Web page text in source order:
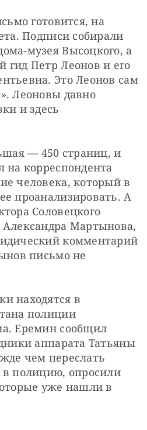
готовится, на
Подписи собирали
музея Высоцкого, а
гид Петр Леонов и его
Это Леонов сам
Леоновы давно
и здесь
— 450 страниц, и
на корреспондента
человека, который в
проанализировать. А
Соловецкого
Александра Мартынова,
комментарий
письмо не
находятся в
полиции
Еремин сообщил
аппарата Татьяны
чем переслать
в полицию, опросили
уже нашли в